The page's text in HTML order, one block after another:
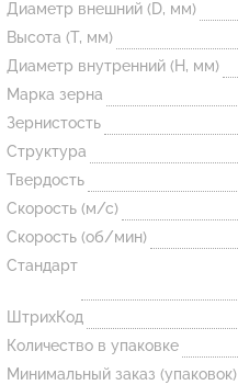
Огнеупорные
изделия
Скачать каталог
Тигель
Муфель
Черпак
Шербер
Трубка
Стержень
Пробка
Диаметр внешний (D, мм)
Высота (T, мм)
Диаметр внутренний (H, мм)
Марка зерна
Зернистость
Структура
Твердость
Скорость (м/с)
Скорость (об/мин)
Стандарт
ШтрихКод
Количество в упаковке
Минимальный заказ (упаковок)